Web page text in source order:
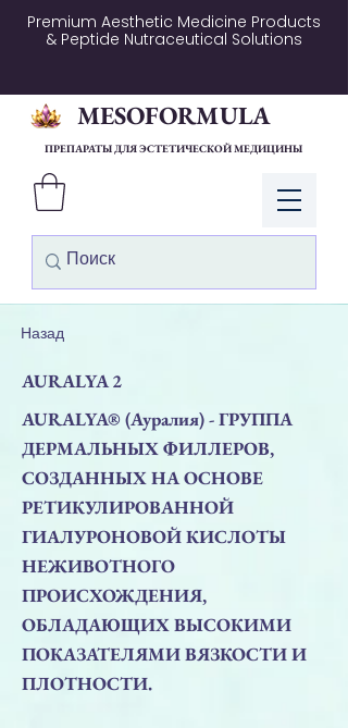
Premium Aesthetic Medicine Products
& Peptide Nutraceutical Solutions
Войти
MESOFORMULA
ПРЕПАРАТЫ ДЛЯ ЭСТЕТИЧЕСКОЙ МЕДИЦИНЫ
Назад
AURALYA 2
AURALYA® (Ауралия) - ГРУППА
ДЕРМАЛЬНЫХ ФИЛЛЕРОВ,
СОЗДАННЫХ НА ОСНОВЕ
РЕТИКУЛИРОВАННОЙ
ГИАЛУРОНОВОЙ КИСЛОТЫ
НЕЖИВОТНОГО
ПРОИСХОЖДЕНИЯ,
ОБЛАДАЮЩИХ ВЫСОКИМИ
ПОКАЗАТЕЛЯМИ ВЯЗКОСТИ И
ПЛОТНОСТИ.